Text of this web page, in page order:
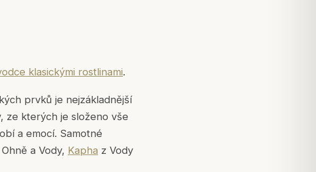
klasickými rostlinami.
prvků je nejzákladnější
ze kterých je složeno vše
a emocí. Samotné
a Vody, Kapha z Vody